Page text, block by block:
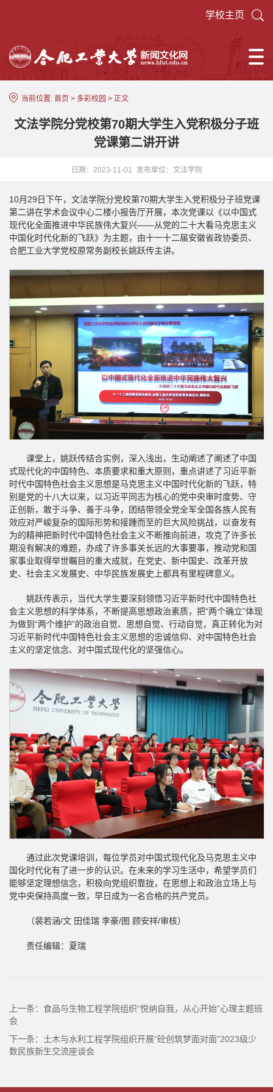
学校主页
当前位置: 首页 > 多彩校园 > 正文
文法学院分党校第70期大学生入党积极分子班
党课第二讲开讲
日期：2023-11-01 发布单位：文法学院
10月29日下午，文法学院分党校第70期大学生入党积极分子班党课
第二讲在学术会议中心二楼小报告厅开展，本次党课以《以中国式
现代化全面推进中华民族伟大复兴——从党的二十大看马克思主义
中国化时代化新的飞跃》为主题，由十一十二届安徽省政协委员、
合肥工业大学党校原常务副校长姚跃传主讲。
课堂上，姚跃传结合实例，深入浅出，生动阐述了阐述了中国
式现代化的中国特色、本质要求和重大原则，重点讲述了习近平新
时代中国特色社会主义思想是马克思主义中国时代化新的飞跃，特
别是党的十八大以来，以习近平同志为核心的党中央审时度势、守
正创新，敢于斗争、善于斗争，团结带领全党全军全国各族人民有
效应对严峻复杂的国际形势和接踵而至的巨大风险挑战，以奋发有
为的精神把新时代中国特色社会主义不断推向前进，攻克了许多长
期没有解决的难题，办成了许多事关长远的大事要事，推动党和国
家事业取得举世瞩目的重大成就，在党史、新中国史、改革开放
史、社会主义发展史、中华民族发展史上都具有里程碑意义。
姚跃传表示，当代大学生要深刻领悟习近平新时代中国特色社
会主义思想的科学体系，不断提高思想政治素质，把“两个确立”体现
为做到“两个维护”的政治自觉、思想自觉、行动自觉，真正转化为对
习近平新时代中国特色社会主义思想的忠诚信仰、对中国特色社会
主义的坚定信念、对中国式现代化的坚强信心。
通过此次党课培训，每位学员对中国式现代化及马克思主义中
国化时代化有了进一步的认识。在未来的学习生活中，希望学员们
能够坚定理想信念，积极向党组织靠拢，在思想上和政治立场上与
党中央保持高度一致，早日成为一名合格的共产党员。
（裴若涵/文 田佳瑞 李豪/图 顾安祥/审核）
责任编辑：夏瑞
上一条： 食品与生物工程学院组织“悦纳自我，从心开始”心理主题班
会
下一条： 土木与水利工程学院组织开展“砼创筑梦面对面”2023级少
数民族新生交流座谈会